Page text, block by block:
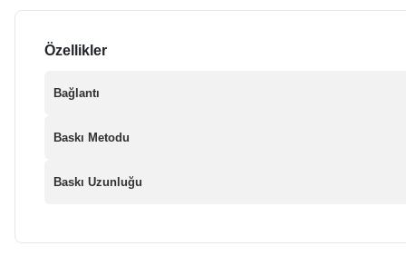
Özellikler
Bağlantı
Baskı Metodu
Baskı Uzunluğu